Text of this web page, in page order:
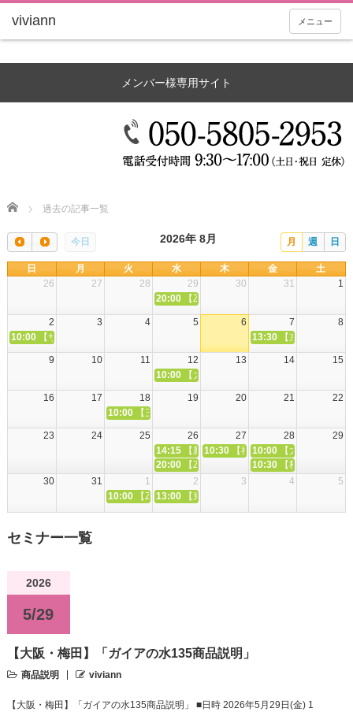
メニュー
メンバー様専用サイト
Home 過去の記事一覧
今日 月 週 日
2026年 8月
日 月 火 水 木 金
土
26
27 28 29 30 31
1
20:00
【ZOOM講座】「全8回・カタカムナ
2 3 4 5 6 7
8
10:00
【サンデーZOOM】◆ビビアン会員限定◆「土壌・水・命をつなぐミネラ
13:30 【京都】「【
9 10 11 12 13 14
15
10:00
【大阪】「【全12回】大元と繋がる
16 17 18 19 20 21
22
10:00
【三重・四日市】「手作り飛龍頭（がんも）ワ
23 24 25 26 27 28
29
14:15
【新潟・村上】「ミキ講座初級編（
10:30 【神奈川・溝の口】「心と
10:00
【大阪】「プ
20:00
【ZOOM講座】「全8回・カタカムナ
10:30
【秋田・男鹿
30
31 1 2 3 4
5
10:00
【ZOOM講座】「【全13回】カタカムナ応用編
13:00 【東京・等々力】「養生法講座～年代
セミナー一覧
2026
5/29
【大阪・梅田】「ガイアの水135商品説明」
商品説明 viviann
【大阪・梅田】「ガイアの水135商品説明」 ■日時 2026年5月29日(金) 1